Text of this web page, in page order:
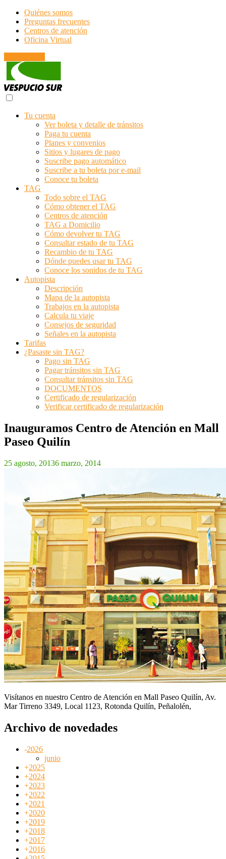
Quiénes somos
Preguntas frecuentes
Centros de atención
Oficina Virtual
Tu cuenta
Ver boleta y detalle de tránsitos
Paga tu cuenta
Planes y convenios
Sitios y lugares de pago
Suscribe pago automático
Suscribe a tu boleta por e-mail
Conoce tu boleta
TAG
Todo sobre el TAG
Cómo obtener el TAG
Centros de atención
TAG a Domicilio
Cómo devolver tu TAG
Consultar estado de tu TAG
Recambio de tu TAG
Dónde puedes usar tu TAG
Conoce los sonidos de tu TAG
Autopista
Descripción
Mapa de la autopista
Trabajos en la autopista
Calcula tu viaje
Consejos de seguridad
Señales en la autopista
Tarifas
¿Pasaste sin TAG?
Pago sin TAG
Pagar tránsitos sin TAG
Consultar tránsitos sin TAG
DOCUMENTOS
Certificado de regularización
Verificar certificado de regularización
Inauguramos Centro de Atención en Mall
Paseo Quilín
25 agosto, 20136 marzo, 2014
Visítanos en nuestro Centro de Atención en Mall Paseo Quilín, Av.
Mar Tirreno 3349, Local 1123, Rotonda Quilín, Peñalolén,
Archivo de novedades
-2026
junio
+2025
+2024
+2023
+2022
+2021
+2020
+2019
+2018
+2017
+2016